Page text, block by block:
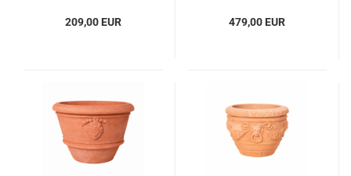
209,00 EUR 479,00 EUR